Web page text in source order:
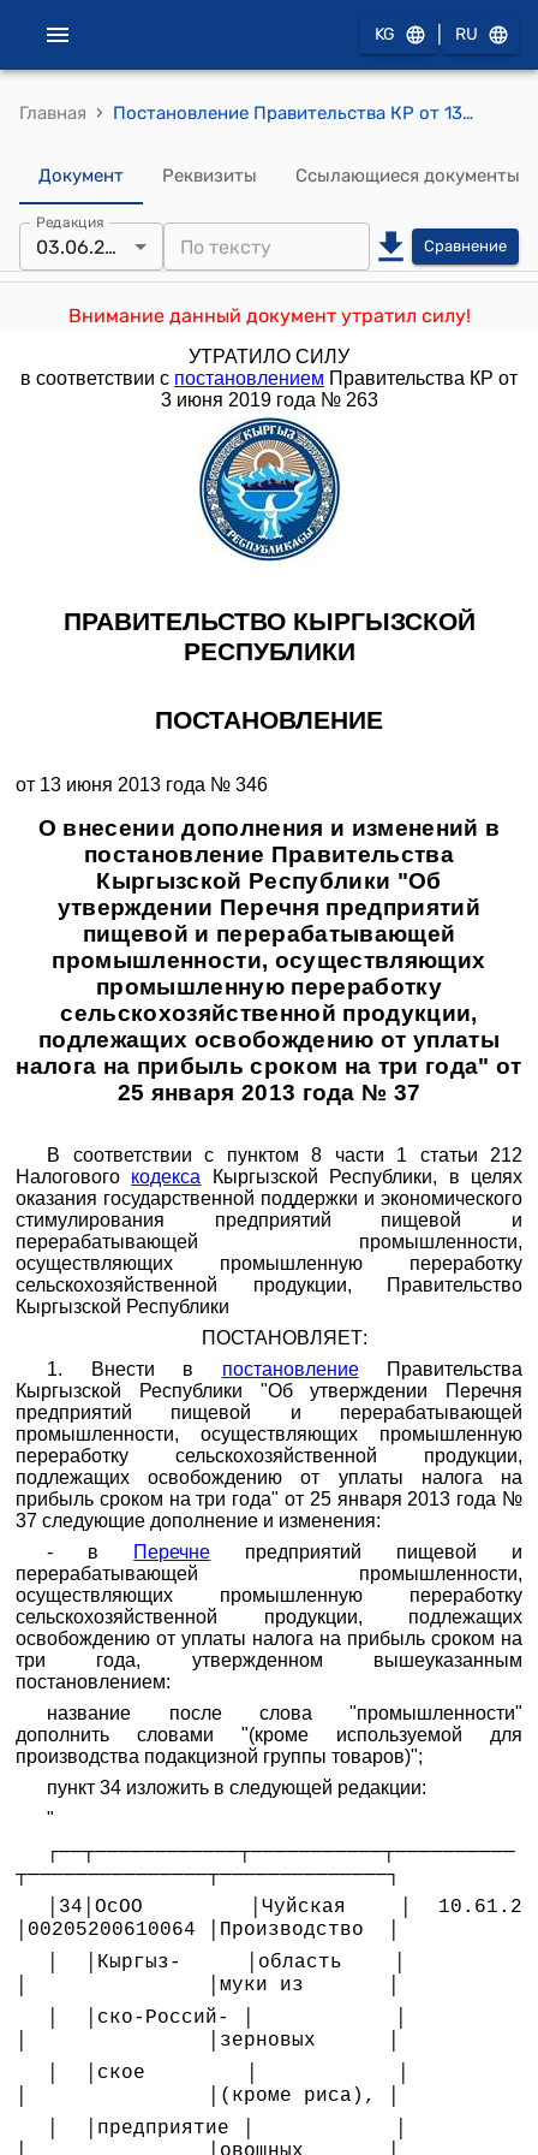
KG RU
Главная › Постановление Правительства КР от 13 июня 2013 года № 346 "О внесении дополнения и изменений в постановление Правительства Кыргызской Республики "Об утверждении Перечня предприятий пищевой и перерабатывающей промышленности, осуществляющих промышленную переработку сельскохозяйственной продукции, подлежащих освобождению от уплаты налога на прибыль сроком на три года" от 25 января 2013 года № 37"
Документ Реквизиты Ссылающиеся документы
Редакция
03.06.2019 Сравнение
Внимание данный документ утратил силу!